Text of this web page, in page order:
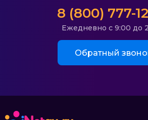
8 (800) 777-
Ежедневно с 9:00 до
Обратный